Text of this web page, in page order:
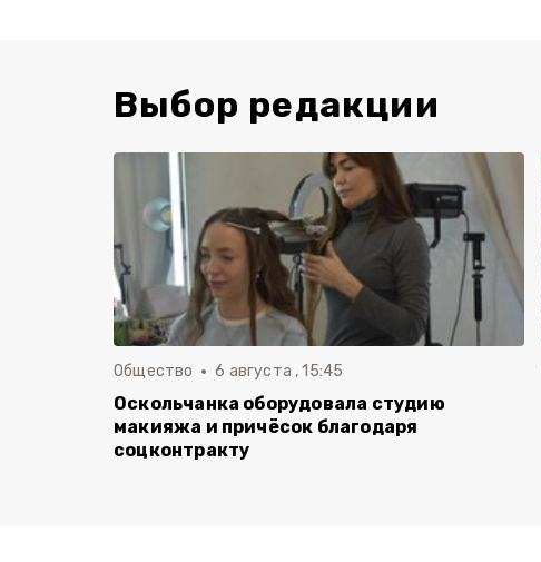
Выбор редакции
Общество 6 августа , 15:45
Оскольчанка оборудовала студию
макияжа и причёсок благодаря
соцконтракту